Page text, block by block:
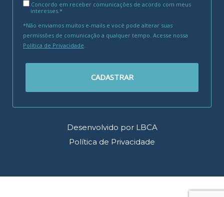
Concordo em receber comunicações de acordo com meus
interesses.*
*Não enviamos muitos e-mails e você pode alterar suas
permissões de comunicação a qualquer tempo. Acesse nossa
Política de Privacidade
CADASTRAR
Desenvolvido por LBCA
Política de Privacidade